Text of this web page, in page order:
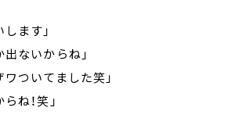
ます」
ないからね」
ついてました笑」
ね！笑」